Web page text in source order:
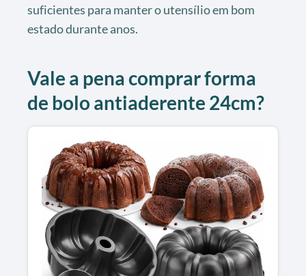
suficientes para manter o utensílio em bom
estado durante anos.
Vale a pena comprar forma
de bolo antiaderente 24cm?